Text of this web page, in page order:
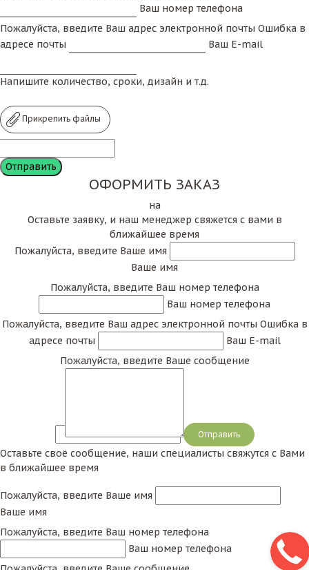
Ваш номер телефона
Пожалуйста, введите Ваш адрес электронной почты Ошибка в
адресе почты
Ваш E-mail
Напишите количество, сроки, дизайн и т.д.
Прикрепить файлы
ОФОРМИТЬ ЗАКАЗ
на
Оставьте заявку, и наш менеджер свяжется с вами в
ближайшее время
Пожалуйста, введите Ваше имя
Ваше имя
Пожалуйста, введите Ваш номер телефона
Ваш номер телефона
Пожалуйста, введите Ваш адрес электронной почты Ошибка в
адресе почты
Ваш E-mail
Пожалуйста, введите Ваше сообщение
Сообщение
Оставьте своё сообщение, наши специалисты свяжутся с Вами
в ближайшее время
Пожалуйста, введите Ваше имя
Ваше имя
Пожалуйста, введите Ваш номер телефона
Ваш номер телефона